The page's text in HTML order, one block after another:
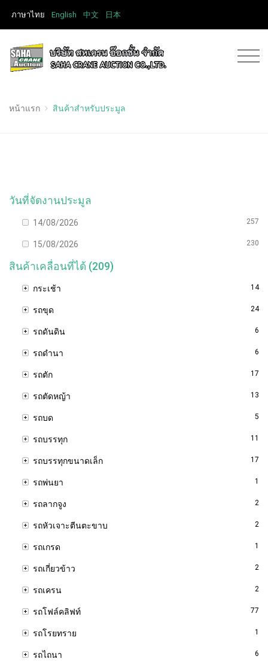
ภาษาไทย English 中文 日本
หน้าแรก สินค้าสำหรับประมูล
วันที่จัดงานประมูล
14/08/2026 257
15/08/2026 230
สินค้าเคลื่อนที่ได้ (209)
กระเช้า 14
รถขุด 24
รถดันดิน 6
รถดำนา 6
รถตัก 17
รถตัดหญ้า 13
รถบด 5
รถบรรทุก 11
รถบรรทุกขนาดเล็ก 17
รถพ่นยา 1
รถลากจูง 2
รถหัวเจาะตีนตะขาบ 2
รถเกรด 1
รถเกี่ยวข้าว 2
รถเครน 2
รถโฟล์คลิฟท์ 77
รถโรยทราย 1
รถไถนา 6